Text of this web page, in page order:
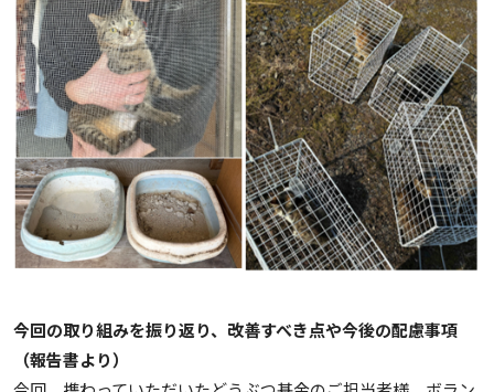
今回の取り組みを振り返り、改善すべき点や今後の配慮事項
（報告書より）